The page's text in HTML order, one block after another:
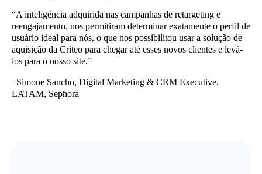
“A inteligência adquirida nas campanhas de retargeting e
reengajamento, nos permitiram determinar exatamente o perfil de
usuário ideal para nós, o que nos possibilitou usar a solução de
aquisição da Criteo para chegar até esses novos clientes e levá-
los para o nosso site.”
–Simone Sancho, Digital Marketing & CRM Executive,
LATAM, Sephora